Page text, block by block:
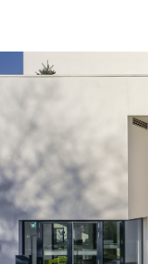
Dritte ist nicht
Baugenossenschaft
Urheber ist
Fotostock-
den jeweiligen
verwenden wollen.